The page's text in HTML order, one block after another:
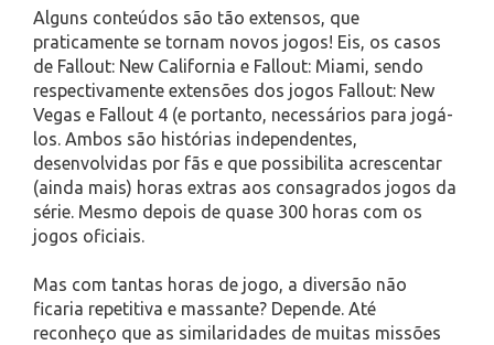
Alguns conteúdos são tão extensos, que
praticamente se tornam novos jogos! Eis, os casos
de Fallout: New California e Fallout: Miami, sendo
respectivamente extensões dos jogos Fallout: New
Vegas e Fallout 4 (e portanto, necessários para jogá-
los. Ambos são histórias independentes,
desenvolvidas por fãs e que possibilita acrescentar
(ainda mais) horas extras aos consagrados jogos da
série. Mesmo depois de quase 300 horas com os
jogos oficiais.
Mas com tantas horas de jogo, a diversão não
ficaria repetitiva e massante? Depende. Até
reconheço que as similaridades de muitas missões